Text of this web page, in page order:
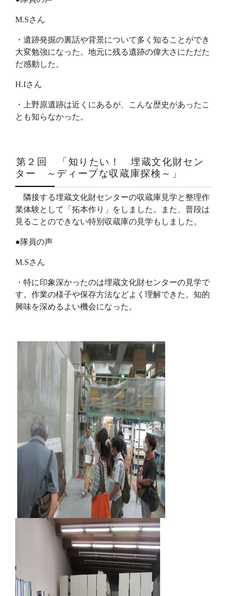
M.Sさん
・遺跡発掘の裏話や背景について多く知ることができ
大変勉強になった。地元に残る遺跡の偉大さにただた
だ感動した。
H.Iさん
・上野原遺跡は近くにあるが、こんな歴史があったこ
とも知らなかった。
第２回 「知りたい！ 埋蔵文化財セン
ター ～ディープな収蔵庫探検～」
隣接する埋蔵文化財センターの収蔵庫見学と整理作
業体験として「拓本作り」をしました。また、普段は
見ることのできない特別収蔵庫の見学もしました。
●隊員の声
M.Sさん
・特に印象深かったのは埋蔵文化財センターの見学で
す。作業の様子や保存方法などよく理解できた。知的
興味を深めるよい機会になった。